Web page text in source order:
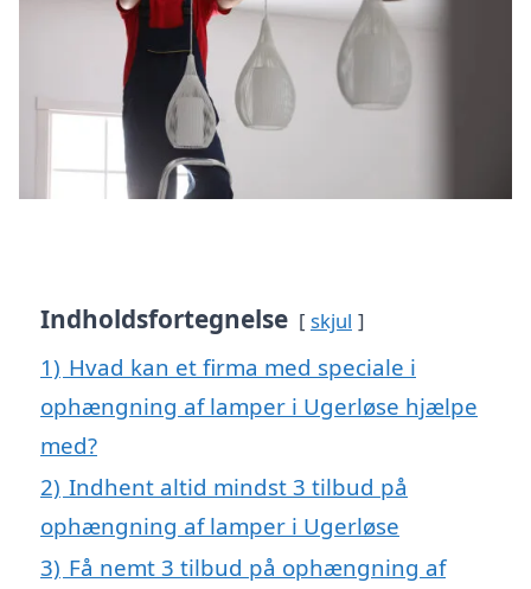
Indholdsfortegnelse skjul
1) Hvad kan et firma med speciale i
ophængning af lamper i Ugerløse hjælpe
med?
2) Indhent altid mindst 3 tilbud på
ophængning af lamper i Ugerløse
3) Få nemt 3 tilbud på ophængning af